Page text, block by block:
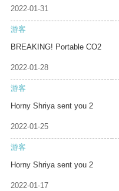
2022-01-31
游客
BREAKING! Portable CO2
2022-01-28
游客
Horny Shriya sent you 2
2022-01-25
游客
Horny Shriya sent you 2
2022-01-17